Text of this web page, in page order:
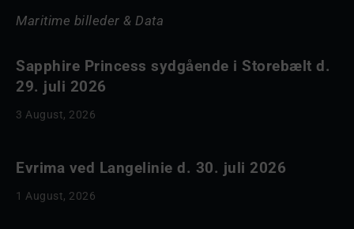
Maritime billeder & Data
Sapphire Princess sydgående i Storebælt d.
29. juli 2026
3 August, 2026
Evrima ved Langelinie d. 30. juli 2026
1 August, 2026